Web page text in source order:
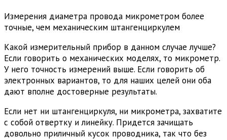
Измерения диаметра провода микрометром более
точные, чем механическим штангенциркулем
Какой измерительный прибор в данном случае лучше?
Если говорить о механических моделях, то микрометр.
У него точность измерений выше. Если говорить об
электронных вариантов, то для наших целей они оба
дают вполне достоверные результаты.
Если нет ни штангенциркуля, ни микрометра, захватите
с собой отвертку и линейку. Придется зачищать
довольно приличный кусок проводника, так что без